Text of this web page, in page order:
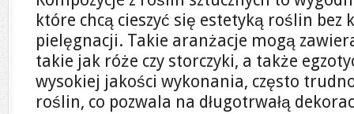
które chcą cieszyć się estetyką roślin bez
pielęgnacji. Takie aranżacje mogą
takie jak róże czy storczyki, a także
wysokiej jakości wykonania, często
roślin, co pozwala na długotrwałą